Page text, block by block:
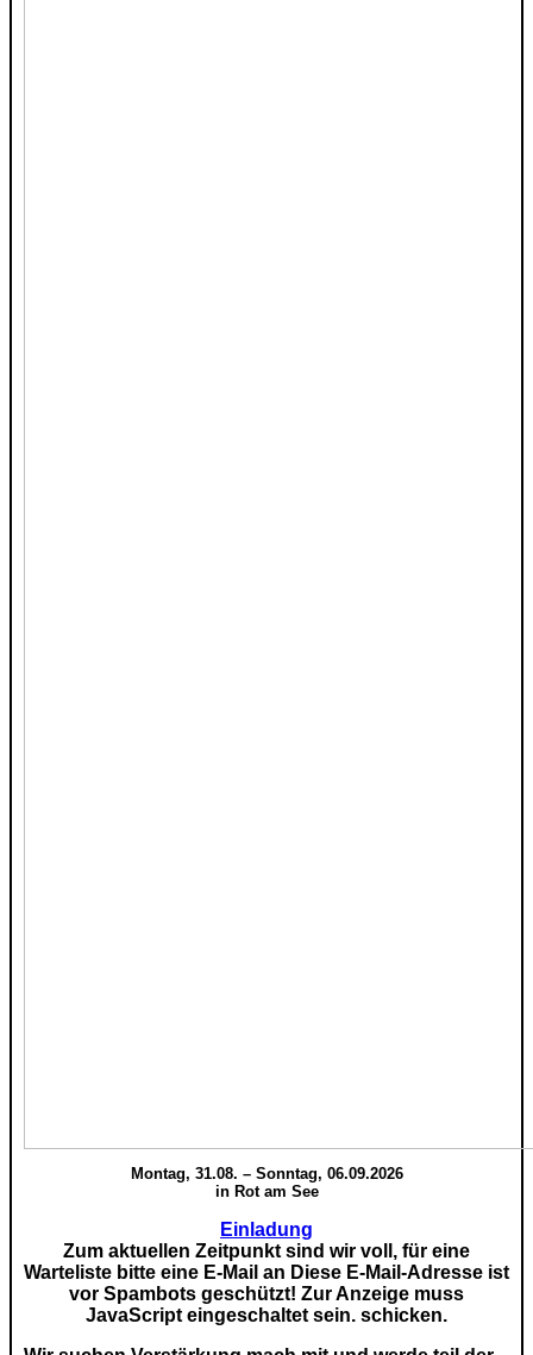
Montag, 31.08. – Sonntag, 06.09.2026
in Rot am See
Einladung
Zum aktuellen Zeitpunkt sind wir voll, für eine
Warteliste bitte eine E-Mail an Diese E-Mail-Adresse ist
vor Spambots geschützt! Zur Anzeige muss
JavaScript eingeschaltet sein. schicken.